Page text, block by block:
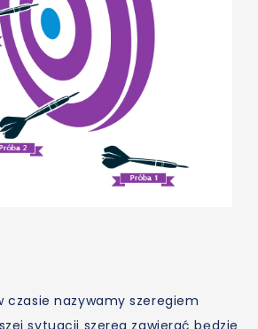
czasie nazywamy szeregiem
sytuacji szereg zawierać będzie